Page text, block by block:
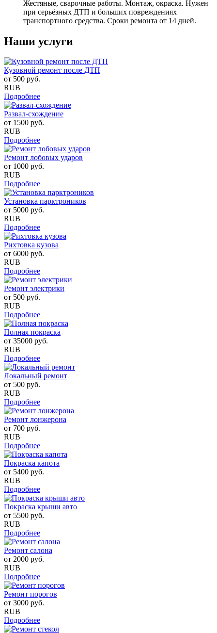
Жестяные, сварочные работы. Монтаж, окраска. Нужен
при серьёзных ДТП и больших повреждениях
транспортного средства. Сроки ремонта от 14 дней.
Наши услуги
Кузовной ремонт после ДТП
от 500 руб.
RUB
Подробнее
Развал-схождение
от 1500 руб.
RUB
Подробнее
Ремонт лобовых ударов
от 1000 руб.
RUB
Подробнее
Установка парктроников
от 5000 руб.
RUB
Подробнее
Рихтовка кузова
от 6000 руб.
RUB
Подробнее
Ремонт электрики
от 500 руб.
RUB
Подробнее
Полная покраска
от 35000 руб.
RUB
Подробнее
Локальный ремонт
от 500 руб.
RUB
Подробнее
Ремонт лонжерона
от 700 руб.
RUB
Подробнее
Покраска капота
от 5400 руб.
RUB
Подробнее
Покраска крыши авто
от 5500 руб.
RUB
Подробнее
Ремонт салона
от 2000 руб.
RUB
Подробнее
Ремонт порогов
от 3000 руб.
RUB
Подробнее